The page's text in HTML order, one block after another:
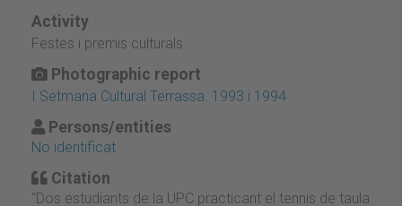
Activity
Festes i premis culturals
Photographic report
I Setmana Cultural Terrassa. 1993 i 1994
Persons/entities
No identificat
Citation
“Dos estudiants de la UPC practicant el tennis de taula